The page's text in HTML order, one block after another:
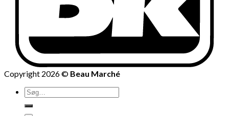
Copyright 2026 © Beau Marché
Søg
efter: